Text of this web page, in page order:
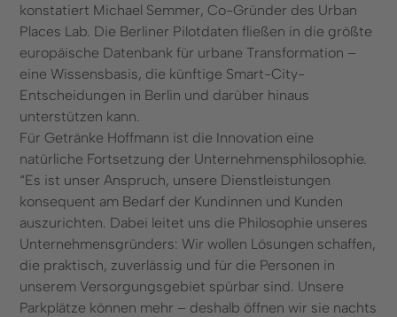
konstatiert Michael Semmer, Co-Gründer des Urban
Places Lab. Die Berliner Pilotdaten fließen in die größte
europäische Datenbank für urbane Transformation –
eine Wissensbasis, die künftige Smart-City-
Entscheidungen in Berlin und darüber hinaus
unterstützen kann.
Für Getränke Hoffmann ist die Innovation eine
natürliche Fortsetzung der Unternehmensphilosophie.
“Es ist unser Anspruch, unsere Dienstleistungen
konsequent am Bedarf der Kundinnen und Kunden
auszurichten. Dabei leitet uns die Philosophie unseres
Unternehmensgründers: Wir wollen Lösungen schaffen,
die praktisch, zuverlässig und für die Personen in
unserem Versorgungsgebiet spürbar sind. Unsere
Parkplätze können mehr – deshalb öffnen wir sie nachts